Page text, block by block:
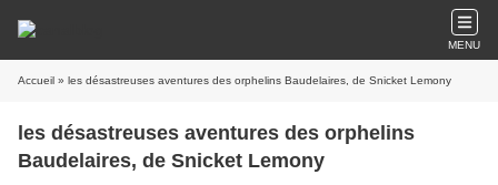
MENU
Accueil » les désastreuses aventures des orphelins Baudelaires, de Snicket Lemony
les désastreuses aventures des orphelins
Baudelaires, de Snicket Lemony